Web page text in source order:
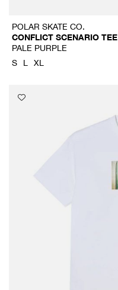
POLAR SKATE CO.
CONFLICT SCENARIO TEE
PALE PURPLE
S L XL